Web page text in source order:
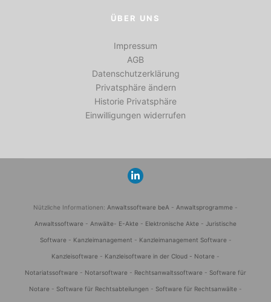
ÜBER UNS
Impressum
AGB
Datenschutzerklärung
Privatsphäre ändern
Historie Privatsphäre
Einwilligungen widerrufen
Nützliche Informationen: Anwaltssoftware beA - Anwaltsprogramme -
Anwaltssoftware - Anwälte- E-Akte - Elektronische Akte - Juristische
Software - Kanzleimanagement - Kanzleimanagement Software -
Kanzleisoftware - Kanzleisoftware in der Cloud - Notare -
Notariatssoftware - Notarsoftware - Rechtsanwaltssoftware - Software für
Notare - Software für Rechtsabteilungen - Software für Rechtsanwälte -